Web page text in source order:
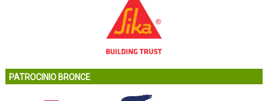
PATROCINIO BRONCE